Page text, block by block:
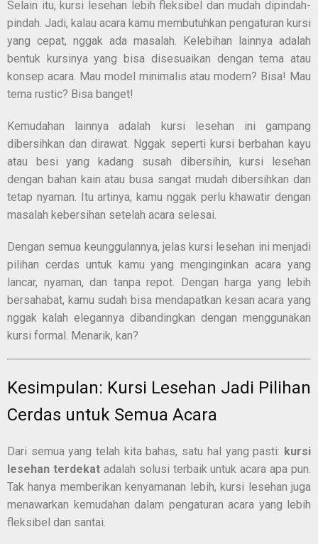
Selain itu, kursi lesehan lebih fleksibel dan mudah dipindah-
pindah. Jadi, kalau acara kamu membutuhkan pengaturan kursi
yang cepat, nggak ada masalah. Kelebihan lainnya adalah
bentuk kursinya yang bisa disesuaikan dengan tema atau
konsep acara. Mau model minimalis atau modern? Bisa! Mau
tema rustic? Bisa banget!
Kemudahan lainnya adalah kursi lesehan ini gampang
dibersihkan dan dirawat. Nggak seperti kursi berbahan kayu
atau besi yang kadang susah dibersihin, kursi lesehan
dengan bahan kain atau busa sangat mudah dibersihkan dan
tetap nyaman. Itu artinya, kamu nggak perlu khawatir dengan
masalah kebersihan setelah acara selesai.
Dengan semua keunggulannya, jelas kursi lesehan ini menjadi
pilihan cerdas untuk kamu yang menginginkan acara yang
lancar, nyaman, dan tanpa repot. Dengan harga yang lebih
bersahabat, kamu sudah bisa mendapatkan kesan acara yang
nggak kalah elegannya dibandingkan dengan menggunakan
kursi formal. Menarik, kan?
Kesimpulan: Kursi Lesehan Jadi Pilihan
Cerdas untuk Semua Acara
Dari semua yang telah kita bahas, satu hal yang pasti: kursi
lesehan terdekatadalah solusi terbaik untuk acara apa pun.
Tak hanya memberikan kenyamanan lebih, kursi lesehan juga
menawarkan kemudahan dalam pengaturan acara yang lebih
fleksibel dan santai.